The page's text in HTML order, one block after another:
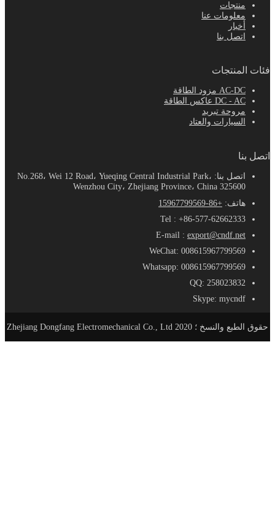
منتجات
معلومات عنا
أخبار
اتصل بنا
فئات المنتجات
AC-DC مزود الطاقة
DC - AC عاكس الطاقة
مروحة تبريد
السيارات والعتاد
اتصل بنا
اتصل بنا: No.268، Wei 12 Road، Yueqing Central Industrial Park،
Wenzhou City، Zhejiang Province، China 325600
هاتف: +86-15967799569
Tel : +86-577-62662333
E-mail : export@cndf.net
WeChat: 008615967799569
Whatsapp: 008615967799569
QQ: 258023832
Skype: mycndf
حقوق الطبع والنسخ ؛ 2020 Zhejiang Dongfang Electromechanical Co., Ltd